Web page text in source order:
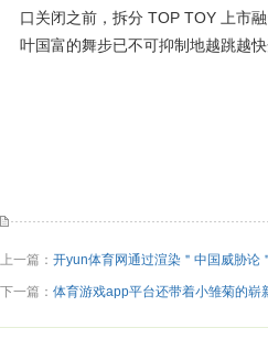
口关闭之前，拆分 TOP TOY 上市融
叶国富的舞步已不可抑制地越跳越快
上一篇： 开yun体育网通过渲染＂中国威胁论
下一篇： 体育游戏app平台还带着小雏菊的崭